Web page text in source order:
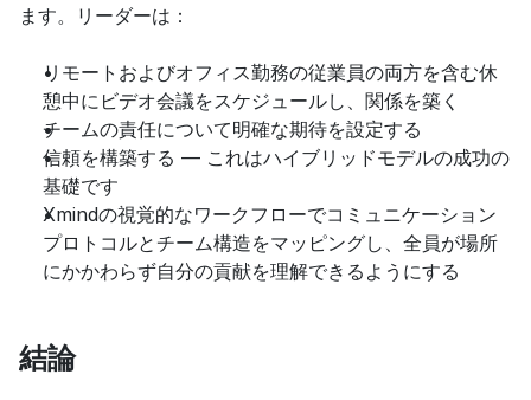
ます。リーダーは：
リモートおよびオフィス勤務の従業員の両方を含む休
憩中にビデオ会議をスケジュールし、関係を築く
チームの責任について明確な期待を設定する
信頼を構築する — これはハイブリッドモデルの成功の
基礎です
Xmindの視覚的なワークフローでコミュニケーション
プロトコルとチーム構造をマッピングし、全員が場所
にかかわらず自分の貢献を理解できるようにする
結論